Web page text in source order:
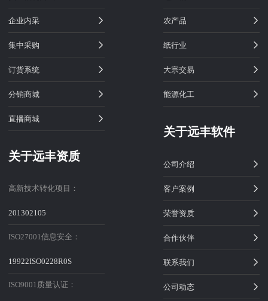
企业内采
集中采购
订货系统
分销商城
直播商城
关于远丰资质
高新技术转化项目：
201302105
ISO27001信息安全：
19922ISO0228R0S
ISO9001质量认证：
农产品
纸行业
大宗交易
能源化工
关于远丰软件
公司介绍
客户案例
荣誉资质
合作伙伴
联系我们
公司动态